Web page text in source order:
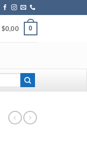
$0,00 0